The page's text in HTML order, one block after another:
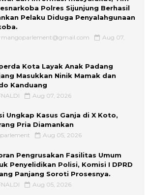
Polres Sijunjung Berhasil
Pelaku Diduga Penyalahgunaan
Aug 07,
Kota Layak Anak Padang
Masukkan Ninik Mamak dan
Kanduang
Aug 07, 2026
Ungkap Kasus Ganja di X Koto,
Pria Diamankan
Aug 05, 2026
Pengrusakan Fasilitas Umum
Penyelidikan Polisi, Komisi I DPRD
Panjang Soroti Prosesnya.
Aug 05, 2026